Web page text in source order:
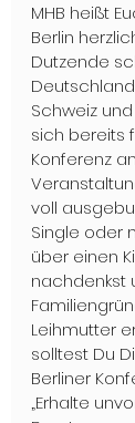
MHB heißt
Berlin
Dutzende
Schweiz
sich bereits
Konferenz
voll
Single oder
über einen
nachdenkst
Leihmutter
solltest Du
Berliner
„Erhalte